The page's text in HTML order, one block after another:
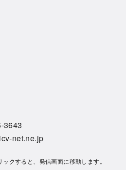
3643
net.ne.jp
クすると、発信画面に移動します。